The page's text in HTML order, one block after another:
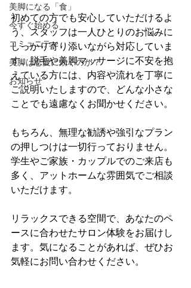
美脚になる「食」
今すぐ始める
コミュニティ
美脚は恋愛に効くのか？
お知らせ
初めての方でも安心していただけるよ
う、スタッフは一人ひとりのお悩みに
しっかり寄り添いながら対応していま
す。脱毛や美脚マッサージに不安を抱
えている方には、内容や流れを丁寧に
ご説明いたしますので、どんな小さな
ことでも遠慮なくお聞かせください。
もちろん、無理な勧誘や強引なプラン
の押しつけは一切行っておりません。
学生やご家族・カップルでのご来店も
多く、アットホームな雰囲気でご相談
いただけます。
リラックスできる空間で、あなたのペ
ースに合わせたサロン体験をお届けし
ます。気になることがあれば、ぜひお
気軽にお問い合わせください。